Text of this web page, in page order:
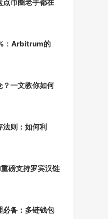
点币圈老手都在
：Arbitrum的
？一文教你如何
法则：如何利
磅支持罗宾汉链
必备：多链钱包